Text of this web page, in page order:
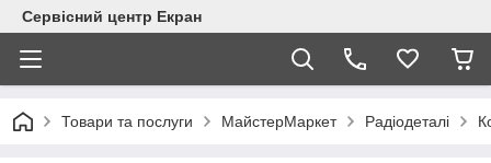
Сервісний центр Екран
Товари та послуги МайстерМаркет Радіодеталі